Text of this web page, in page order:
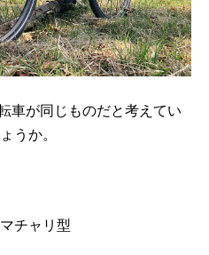
車が同じものだと考えてい
うか。
チャリ型